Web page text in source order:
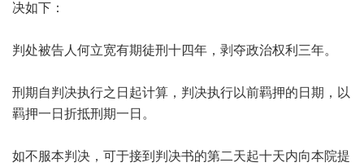
决如下：
判处被告人何立宽有期徒刑十四年，剥夺政治权利三年。
刑期自判决执行之日起计算，判决执行以前羁押的日期，以
羁押一日折抵刑期一日。
如不服本判决，可于接到判决书的第二天起十天内向本院提